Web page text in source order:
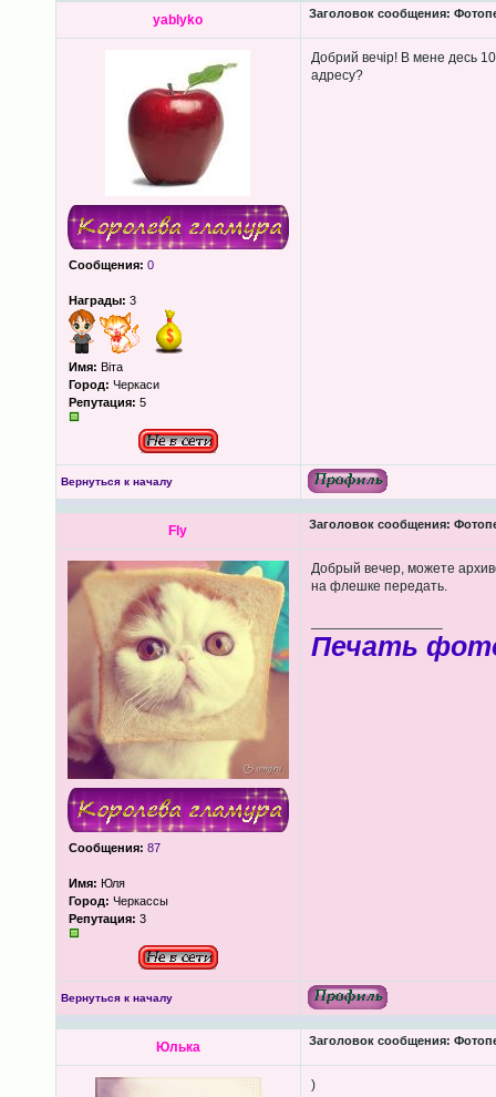
yablyko Заголовок сообщения:
Сообщения: 0
Награды: 3
Имя: Віта
Город: Черкаси
Репутация: 5
Добрий вечір! В мене десь
адресу?
Вернуться к началу
Fly Заголовок сообщения:
Сообщения: 87
Имя: Юля
Город: Черкассы
Репутация: 3
Добрый вечер, можете
на флешке передать.
Печать
Вернуться к началу
Юлька Заголовок сообщения:
)